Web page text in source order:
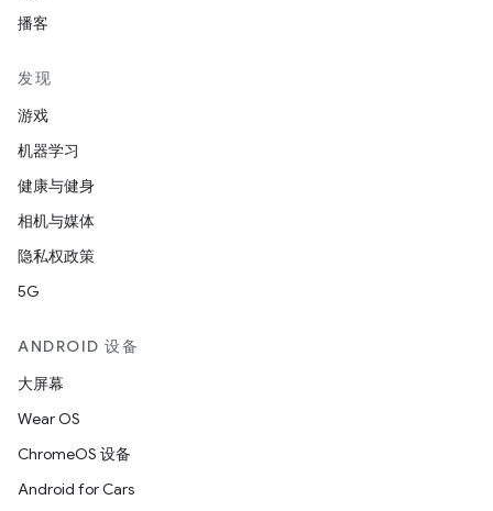
播客
发现
游戏
机器学习
健康与健身
相机与媒体
隐私权政策
5G
ANDROID 设备
大屏幕
Wear OS
ChromeOS 设备
Android for Cars